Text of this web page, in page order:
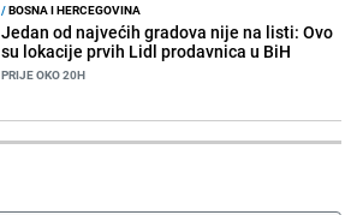
/BOSNA I HERCEGOVINA
Jedan od najvećih gradova nije na listi: Ovo
su lokacije prvih Lidl prodavnica u BiH
PRIJE OKO 20H